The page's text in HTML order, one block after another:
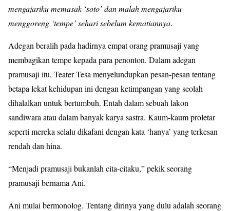
mengajariku memasak ‘soto’ dan malah mengajariku
menggoreng ‘tempe’ sehari sebelum kematiannya.
Adegan beralih pada hadirnya empat orang pramusaji yang
membagikan tempe kepada para penonton. Dalam adegan
pramusaji itu, Teater Tesa menyelundupkan pesan-pesan tentang
betapa lekat kehidupan ini dengan ketimpangan yang seolah
dihalalkan untuk bertumbuh. Entah dalam sebuah lakon
sandiwara atau dalam banyak karya sastra. Kaum-kaum proletar
seperti mereka selalu dikafani dengan kata ‘hanya’ yang terkesan
rendah dan hina.
“Menjadi pramusaji bukanlah cita-citaku,” pekik seorang
pramusaji bernama Ani.
Ani mulai bermonolog. Tentang dirinya yang dulu adalah seorang